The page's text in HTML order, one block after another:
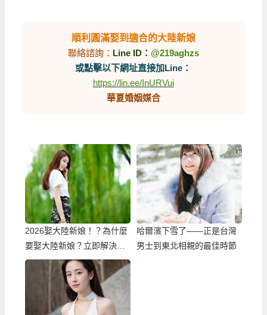
順利圓滿娶到適合的大陸新娘
聯絡諮詢： Line ID： @219aghzs
或點擊以下網址直接加Line：
https://lin.ee/InURVui
華夏婚姻媒合
2026娶大陸新娘！？為什麼
要娶大陸新娘？立即解決婚
姻困境！
哈爾濱下雪了——正是台灣
男士到東北相親的最佳時節